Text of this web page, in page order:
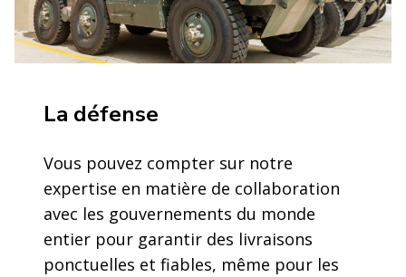
La défense
Vous pouvez compter sur notre
expertise en matière de collaboration
avec les gouvernements du monde
entier pour garantir des livraisons
ponctuelles et fiables, même pour les